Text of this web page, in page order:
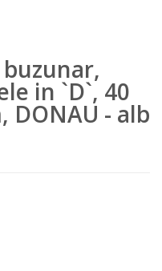
in `D`, 40
DONAU - alb